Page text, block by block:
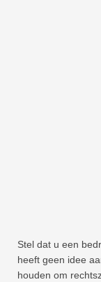
Stel dat u een
heeft geen idee
houden om